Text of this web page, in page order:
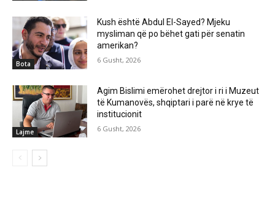
Bota
Kush është Abdul El-Sayed? Mjeku
mysliman që po bëhet gati për senatin
amerikan?
6 Gusht, 2026
Lajme
Agim Bislimi emërohet drejtor i ri i Muzeut
të Kumanovës, shqiptari i parë në krye të
institucionit
6 Gusht, 2026